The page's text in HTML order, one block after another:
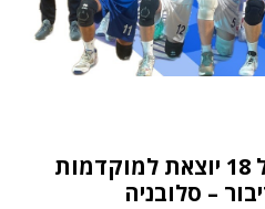
נבחרת הגברים עד גיל 18 יוצאת למוקדמות
– סלובניה